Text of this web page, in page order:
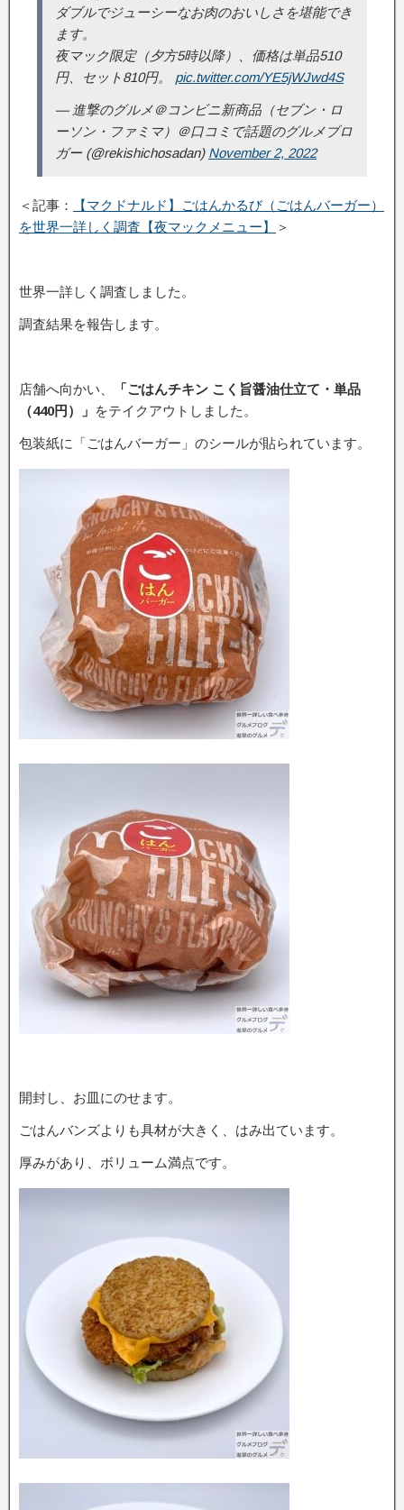
ダブルでジューシーなお肉のおいしさを堪能でき
ます。
夜マック限定（夕方5時以降）、価格は単品510
円、セット810円。 pic.twitter.com/YE5jWJwd4S
— 進撃のグルメ＠コンビニ新商品（セブン・ロ
ーソン・ファミマ）＠口コミで話題のグルメブロ
ガー (@rekishichosadan) November 2, 2022
＜記事：
【マクドナルド】ごはんかるび（ごはんバーガー）
を世界一詳しく調査【夜マックメニュー】
＞
世界一詳しく調査しました。
調査結果を報告します。
店舗へ向かい、
「ごはんチキン こく旨醤油仕立て・単品
（440円）」 をテイクアウトしました。
包装紙に「ごはんバーガー」のシールが貼られています。
開封し、お皿にのせます。
ごはんバンズよりも具材が大きく、はみ出ています。
厚みがあり、ボリューム満点です。